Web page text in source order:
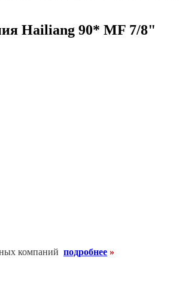
Hailiang 90* MF 7/8"
компаний подробнее »